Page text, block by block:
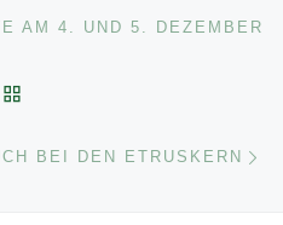
AM 4. UND 5. DEZEMBER
BEI DEN ETRUSKERN